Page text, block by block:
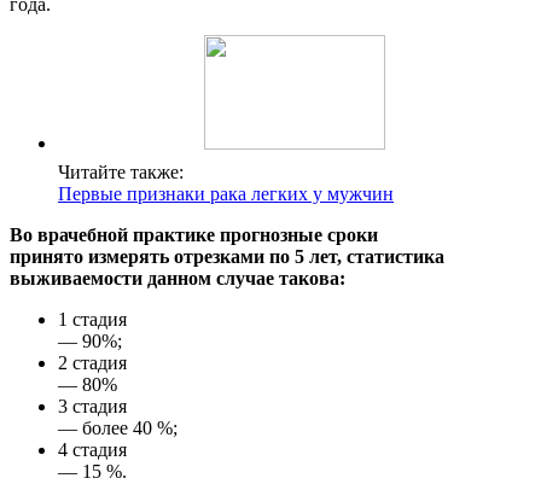
года.
Читайте также:
Первые признаки рака легких у мужчин
Во врачебной практике прогнозные сроки
принято измерять отрезками по 5 лет, статистика
выживаемости данном случае такова:
1 стадия
— 90%;
2 стадия
— 80%
3 стадия
— более 40 %;
4 стадия
— 15 %.